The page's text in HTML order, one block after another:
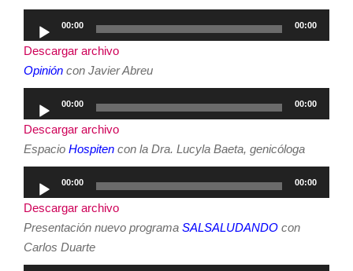
de
audio
00:00 00:00
Descargar archivo
Opinión con Javier Abreu
de
audio
00:00 00:00
Descargar archivo
Espacio Hospiten con la Dra. Lucyla Baeta, genicóloga
de
audio
00:00 00:00
Descargar archivo
Presentación nuevo programa SALSALUDANDO con
Carlos Duarte